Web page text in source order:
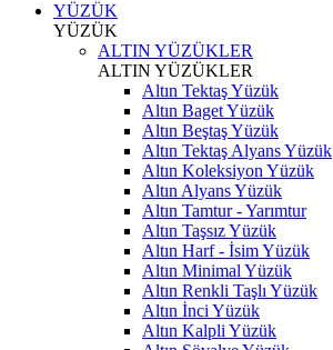
YÜZÜK
YÜZÜK
ALTIN YÜZÜKLER
ALTIN YÜZÜKLER
Altın Tektaş Yüzük
Altın Baget Yüzük
Altın Beştaş Yüzük
Altın Tektaş Alyans Yüzük
Altın Koleksiyon Yüzük
Altın Alyans Yüzük
Altın Tamtur - Yarımtur
Altın Taşsız Yüzük
Altın Harf - İsim Yüzük
Altın Minimal Yüzük
Altın Renkli Taşlı Yüzük
Altın İnci Yüzük
Altın Kalpli Yüzük